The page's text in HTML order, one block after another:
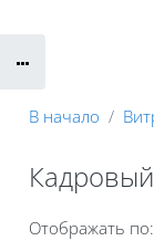
В начало
Отображать по: